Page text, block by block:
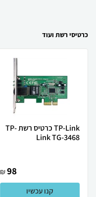
כרטיסי רשת ועוד
TP-Link כרטיס רשת TP-
Link TG-3468
98
₪
קנו עכשיו